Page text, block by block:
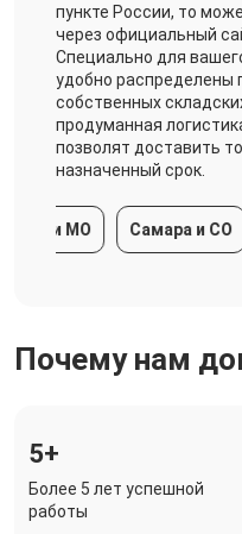
пункте России, то
через официальный
Специально для
удобно распределены
собственных
продуманная
позволят доставить
назначенный срок.
и МО Самара и СО
Почему нам
5+
Более 5 лет успешной
работы